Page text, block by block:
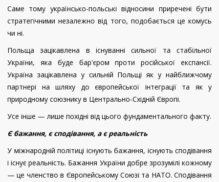
Саме тому українсько-польські відносини приречені бути
стратегічними незалежно від того, подобається це комусь
чи ні.
Польща зацікавлена в існуванні сильної та стабільної
України, яка буде бар'єром проти російської експансії.
Україна зацікавлена у сильній Польщі як у найближчому
партнері на шляху до європейської інтеграції та як у
природному союзнику в Центрально-Східній Європі.
Усе інше — лише похідні від цього фундаментального факту.
Є бажання, є сподівання, а є реальність
У міжнародній політиці існують бажання, існують сподівання
і існує реальність. Бажання України добре зрозумілі кожному
— це членство в Європейському Союзі та НАТО. Сподівання